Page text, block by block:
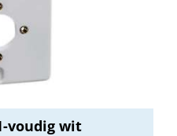
voudig wit